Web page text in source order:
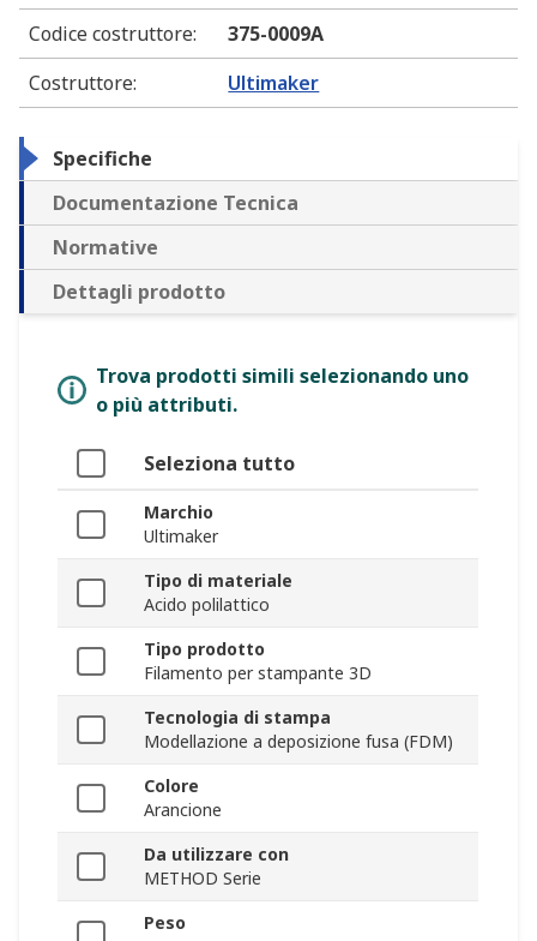
Codice costruttore:
375-0009A
Costruttore: Ultimaker
Specifiche
Documentazione Tecnica
Normative
Dettagli prodotto
Trova prodotti simili selezionando uno
o più attributi.
Seleziona tutto
Marchio
Ultimaker
Tipo di materiale
Acido polilattico
Tipo prodotto
Filamento per stampante 3D
Tecnologia di stampa
Modellazione a deposizione fusa (FDM)
Colore
Arancione
Da utilizzare con
METHOD Serie
Peso